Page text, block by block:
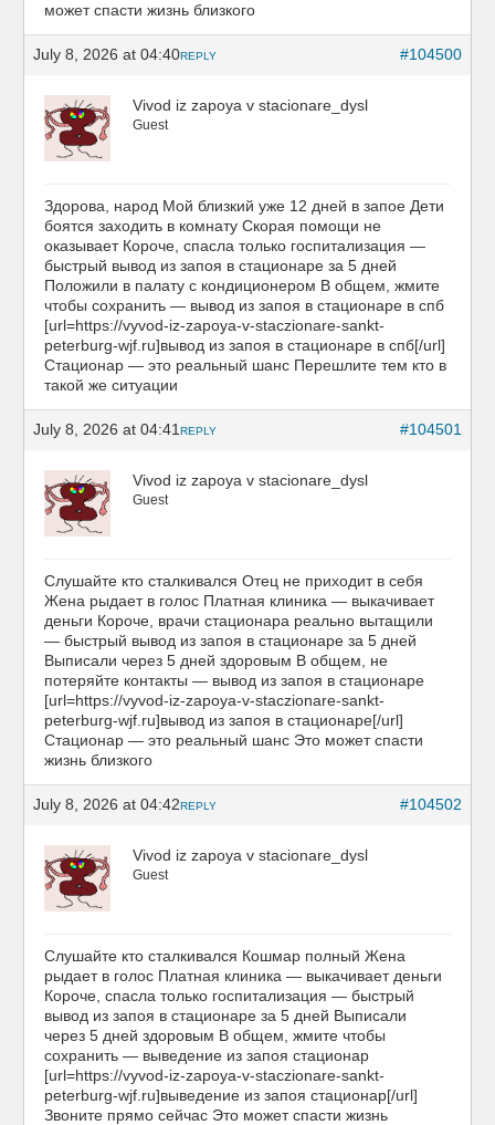
может спасти жизнь близкого
July 8, 2026 at 04:40 #104500
REPLY
Vivod iz zapoya v stacionare_dysl
Guest
Здорова, народ Мой близкий уже 12 дней в запое Дети
боятся заходить в комнату Скорая помощи не
оказывает Короче, спасла только госпитализация —
быстрый вывод из запоя в стационаре за 5 дней
Положили в палату с кондиционером В общем, жмите
чтобы сохранить — вывод из запоя в стационаре в спб
[url=https://vyvod-iz-zapoya-v-staczionare-sankt-
peterburg-wjf.ru]вывод из запоя в стационаре в спб[/url]
Стационар — это реальный шанс Перешлите тем кто в
такой же ситуации
July 8, 2026 at 04:41 #104501
REPLY
Vivod iz zapoya v stacionare_dysl
Guest
Слушайте кто сталкивался Отец не приходит в себя
Жена рыдает в голос Платная клиника — выкачивает
деньги Короче, врачи стационара реально вытащили
— быстрый вывод из запоя в стационаре за 5 дней
Выписали через 5 дней здоровым В общем, не
потеряйте контакты — вывод из запоя в стационаре
[url=https://vyvod-iz-zapoya-v-staczionare-sankt-
peterburg-wjf.ru]вывод из запоя в стационаре[/url]
Стационар — это реальный шанс Это может спасти
жизнь близкого
July 8, 2026 at 04:42 #104502
REPLY
Vivod iz zapoya v stacionare_dysl
Guest
Слушайте кто сталкивался Кошмар полный Жена
рыдает в голос Платная клиника — выкачивает деньги
Короче, спасла только госпитализация — быстрый
вывод из запоя в стационаре за 5 дней Выписали
через 5 дней здоровым В общем, жмите чтобы
сохранить — выведение из запоя стационар
[url=https://vyvod-iz-zapoya-v-staczionare-sankt-
peterburg-wjf.ru]выведение из запоя стационар[/url]
Звоните прямо сейчас Это может спасти жизнь